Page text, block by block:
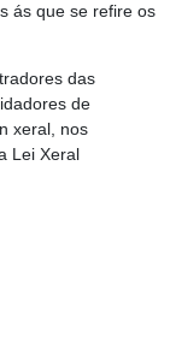
ás que se refire os
das
de
xeral, nos
Lei Xeral